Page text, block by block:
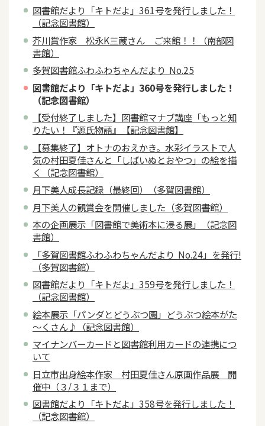
図書館だより「キトだよ」361号を発行しました！
（記念図書館）
芥川賞作家 松永K三蔵さん ご来館！！（南部図
書館）
多賀図書館ふわふわちゃんだより No.25
図書館だより「キトだよ」360号を発行しました！
（記念図書館）
【受付終了しました】図書館マナブ講座「もっと知
りたい！『源氏物語』【記念図書館】
【募集終了】オトナのおえかき。水彩イラストで人
気の村田夏佳さんと「しばいぬとおやつ」の絵を描
く（記念図書館）
月下美人成長記録（最終回）（多賀図書館）
月下美人の観賞会を開催しました（多賀図書館）
本の企画展示「図書館で美術本に浸る展」（記念図
書館）
「多賀図書館ふわふわちゃんだより No.24」を発行!
（多賀図書館）
図書館だより「キトだよ」359号を発行しました！
（記念図書館）
絵本展示「パンダとどうぶつ園」どうぶつ絵本がた
～くさん♪（記念図書館）
マイナンバーカードと図書館利用カードの連携につ
いて
日立市出身絵本作家 村田夏佳さん原画作品展 開
催中（３/３１まで）
図書館だより「キトだよ」358号を発行しました！
（記念図書館）